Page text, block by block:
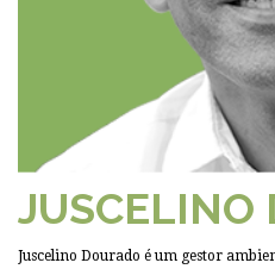
JUSCELINO
Juscelino Dourado é um gestor